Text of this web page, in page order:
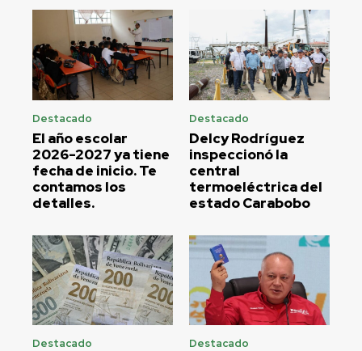
Destacado
El año escolar
2026-2027 ya tiene
fecha de inicio. Te
contamos los
detalles.
Destacado
Delcy Rodríguez
inspeccionó la
central
termoeléctrica del
estado Carabobo
Destacado Destacado